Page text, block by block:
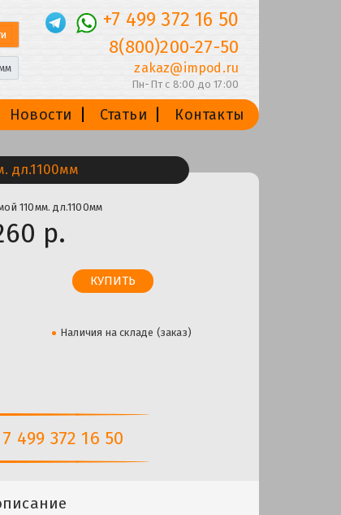
+7 499 372 16 50
8(800)200-27-50
zakaz@impod.ru
Пн-Пт с 8:00 до 17:00
Новости Статьи Контакты
дл.1100мм
110мм. дл.1100мм
р.
Наличия на складе (заказ)
499 372 16 50